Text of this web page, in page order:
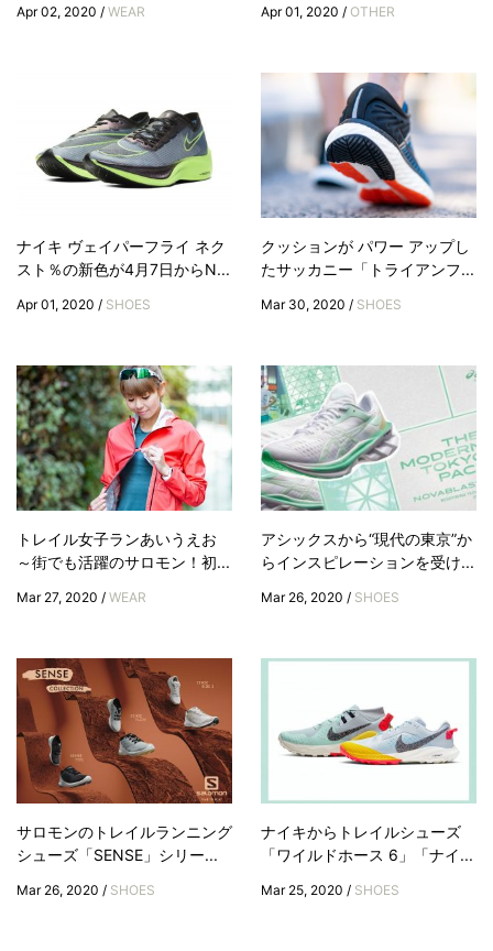
Apr 02, 2020 / WEAR Apr 01, 2020 / OTHER
ナイキ ヴェイパーフライ ネク
スト％の新色が4月7日からN...
Apr 01, 2020 / SHOES
クッションが パワー アップし
たサッカニー「トライアンフ...
Mar 30, 2020 / SHOES
トレイル女子ランあいうえお
～街でも活躍のサロモン！初...
Mar 27, 2020 / WEAR
アシックスから“現代の東京”か
らインスピレーションを受け...
Mar 26, 2020 / SHOES
サロモンのトレイルランニング
シューズ「SENSE」シリー...
Mar 26, 2020 / SHOES
ナイキからトレイルシューズ
「ワイルドホース 6」「ナイ...
Mar 25, 2020 / SHOES